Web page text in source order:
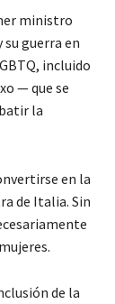
ministro
guerra en
incluido
— que se
la
en la
de Italia. Sin
de la